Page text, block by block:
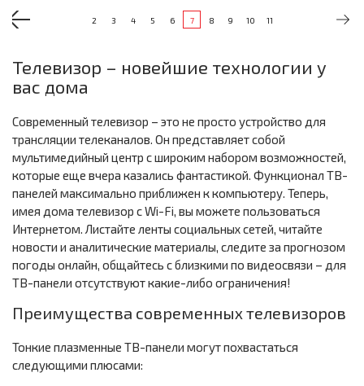
2 3 4 5 6 7 8 9 10 11
Телевизор – новейшие технологии у
вас дома
Современный телевизор – это не просто устройство для
трансляции телеканалов. Он представляет собой
мультимедийный центр с широким набором возможностей,
которые еще вчера казались фантастикой. Функционал ТВ-
панелей максимально приближен к компьютеру. Теперь,
имея дома телевизор с Wi-Fi, вы можете пользоваться
Интернетом. Листайте ленты социальных сетей, читайте
новости и аналитические материалы, следите за прогнозом
погоды онлайн, общайтесь с близкими по видеосвязи – для
ТВ-панели отсутствуют какие-либо ограничения!
Преимущества современных телевизоров
Тонкие плазменные ТВ-панели могут похвастаться
следующими плюсами: